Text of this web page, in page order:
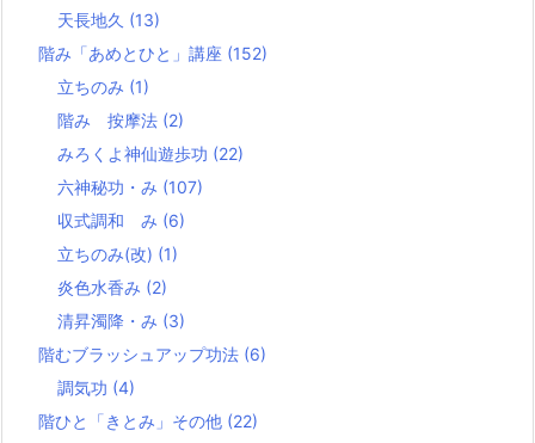
天長地久 (13)
階み「あめとひと」講座 (152)
立ちのみ (1)
階み 按摩法 (2)
みろくよ神仙遊歩功 (22)
六神秘功・み (107)
収式調和 み (6)
立ちのみ(改) (1)
炎色水香み (2)
清昇濁降・み (3)
階むブラッシュアップ功法 (6)
調気功 (4)
階ひと「きとみ」その他 (22)